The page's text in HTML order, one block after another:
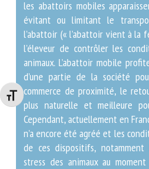
Changer la taille de la police
Face à une demande
protection des animaux au
les abattoirs mobiles
évitant ou limitant le transport
l’abattoir (« l’abattoir vient à la
à l’éleveur de contrôler les
animaux. L’abattoir
engouement d’une partie de la
courts, le commerce de
tradition jugée plus naturelle et
être animal. Cependant,
abattoir mobile n’a encore été